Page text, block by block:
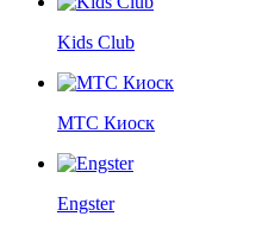
Kids Club
МТС Киоск
Engster